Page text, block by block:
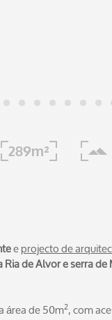
10 11
289m²
eprojecto de
Ria de Alvor e serra de
área de 50m2, com